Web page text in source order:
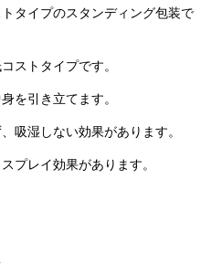
タイプのスタンディング包装で
ストタイプです。
を引き立てます。
吸湿しない効果があります。
プレイ効果があります。